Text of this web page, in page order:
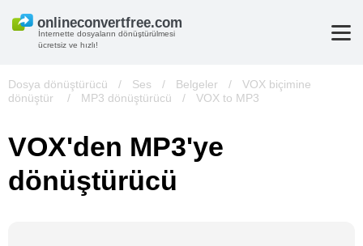
İnternette dosyaların dönüştürülmesi
ücretsiz ve hızlı!
Dosya dönüştürücü / Ses / Belgeler /
VOX biçimine
dönüştür
/ MP3 dönüştürücü / VOX to MP3
VOX'den MP3'ye
dönüştürücü